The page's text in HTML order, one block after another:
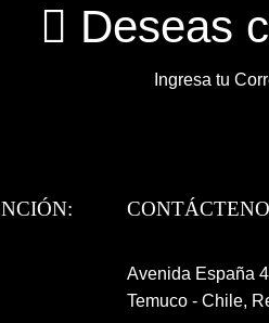
Deseas
Ingresa tu
Avenida España
Temuco - Chile,